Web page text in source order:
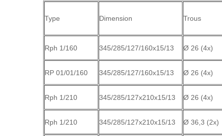
Type Dimension Trous
Rph 1/160 345/285/127/160x15/13 Ø 26 (4x)
RP 01/01/160 345/285/127/160x15/13 Ø 26 (4x)
Rph 1/210 345/285/127x210x15/13 Ø 26 (4x)
Rph 1/210 345/285/127x210x15/13 Ø 36,3 (2x)